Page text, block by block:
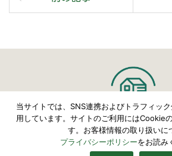
©こじまファー
当サイトでは、SNS連携およびトラフィッ
用しています。サイトのご利用にはCookie
す。お客様情報の取り扱いに
プライバシーポリシーをお読み